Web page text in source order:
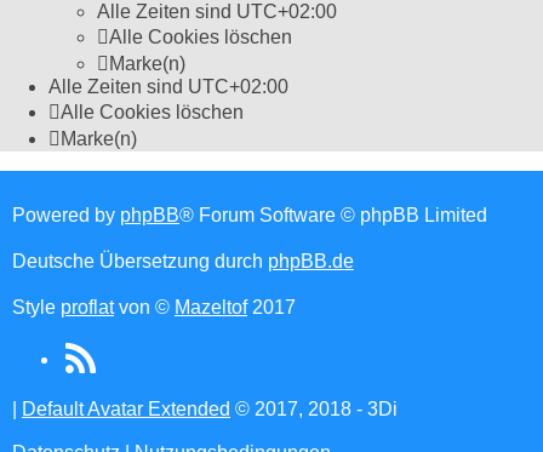
Alle Zeiten sind UTC+02:00
Alle Cookies löschen
Marke(n)
Alle Zeiten sind UTC+02:00
Alle Cookies löschen
Marke(n)
Powered by phpBB® Forum Software © phpBB Limited
Deutsche Übersetzung durch phpBB.de
Style proflatvon © Mazeltof2017
RSS
(Opens
Default Avatar Extended © 2017, 2018 - 3Di